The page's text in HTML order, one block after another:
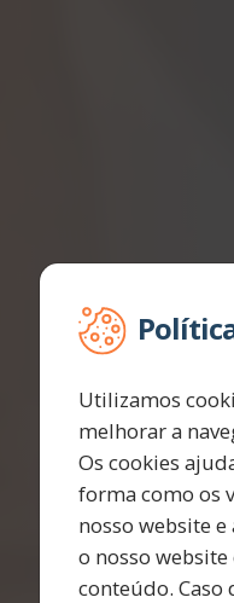
Utilizamos
melhorar a
Os cookies
forma como os
nosso website
o nosso
conteúdo.